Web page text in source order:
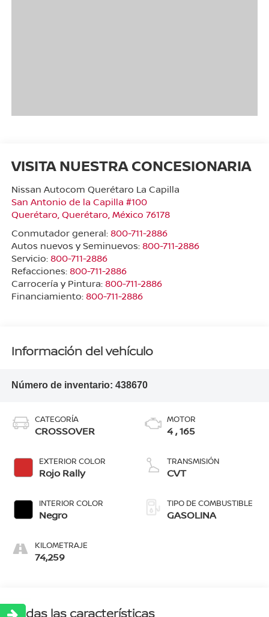
VISITA NUESTRA CONCESIONARIA
Nissan Autocom Querétaro La Capilla
San Antonio de la Capilla #100
Querétaro, Querétaro, México 76178
Conmutador general: 800-711-2886
Autos nuevos y Seminuevos: 800-711-2886
Servicio: 800-711-2886
Refacciones: 800-711-2886
Carrocería y Pintura: 800-711-2886
Financiamiento: 800-711-2886
Información del vehículo
Número de inventario: 438670
CATEGORÍA
CROSSOVER
EXTERIOR COLOR
Rojo Rally
INTERIOR COLOR
Negro
KILOMETRAJE
74,259
MOTOR
4 , 165
TRANSMISIÓN
CVT
TIPO DE COMBUSTIBLE
GASOLINA
Todas las características